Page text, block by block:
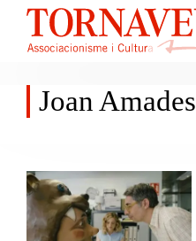
Joan Amades